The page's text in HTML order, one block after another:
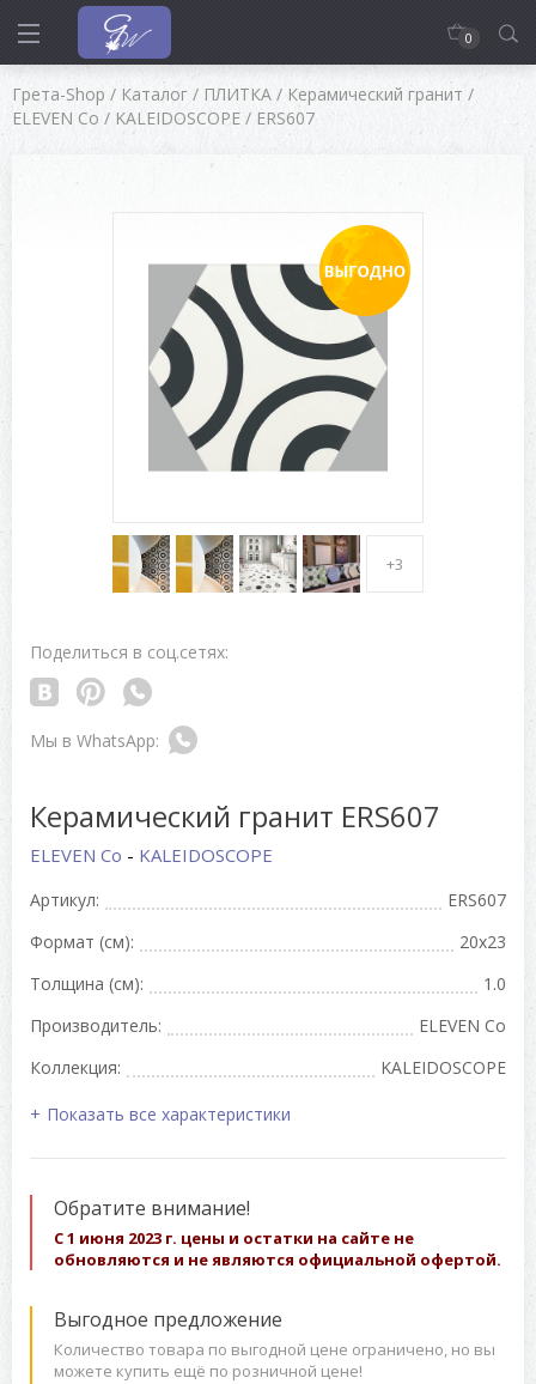
0
Грета-Shop / Каталог / ПЛИТКА / Керамический гранит /
ELEVEN Co / KALEIDOSCOPE / ERS607
+3
Поделиться в соц.сетях:
Керамический гранит ERS607
ELEVEN Co - KALEIDOSCOPE
Артикул:
ERS607
Формат (см):
20x23
Толщина (см):
1.0
Производитель:
ELEVEN Co
Коллекция:
KALEIDOSCOPE
Показать все характеристики
Обратите внимание!
С 1 июня 2023 г. цены и остатки на сайте не
обновляются и не являются официальной офертой.
Выгодное предложение
Количество товара по выгодной цене ограничено, но вы
можете купить ещё по розничной цене!